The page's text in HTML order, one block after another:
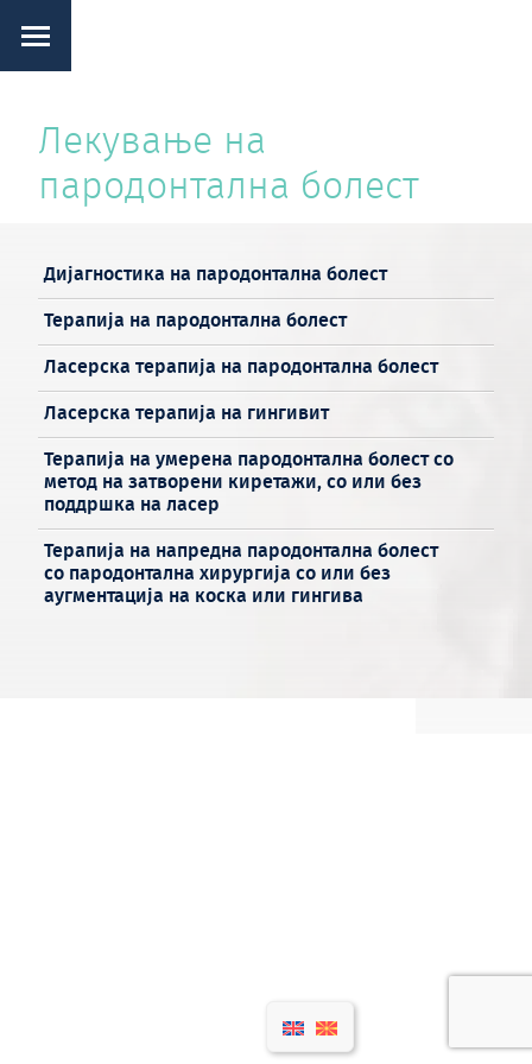
Лекување на
пародонтална болест
Дијагностика на пародонтална болест
Терапија на пародонтална болест
Ласерска терапија на пародoнтална болест
Ласерска терапија на гингивит
Терапија на умерена пародонтална болест со
метод на затворени киретажи, со или без
поддршка на ласер
Терапија на напредна пародонтална болест
со пародонтална хирургија со или без
аугментација на коска или гингива